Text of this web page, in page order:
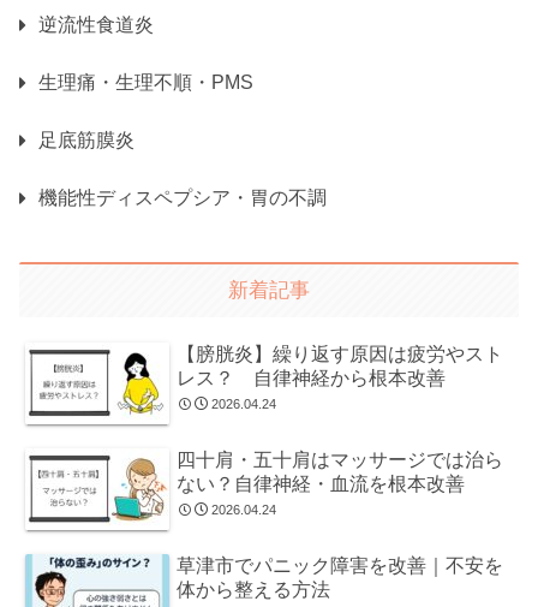
逆流性食道炎
生理痛・生理不順・PMS
足底筋膜炎
機能性ディスペプシア・胃の不調
新着記事
【膀胱炎】繰り返す原因は疲労やスト
レス？ 自律神経から根本改善
2026.04.24
四十肩・五十肩はマッサージでは治ら
ない？自律神経・血流を根本改善
2026.04.24
草津市でパニック障害を改善｜不安を
体から整える方法